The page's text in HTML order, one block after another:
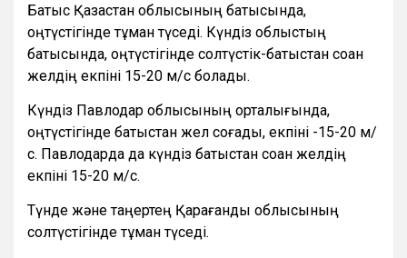
Батыс Қазақстан облысының батысында,
оңтүстігінде тұман түседі. Күндіз облыстың
батысында, оңтүстігінде солтүстік-батыстан соққан
желдің екпіні 15-20 м/с болады.
Күндіз Павлодар облысының орталығында,
оңтүстігінде батыстан жел соғады, екпіні -15-20 м/
с. Павлодарда да күндіз батыстан соққан желдің
екпіні 15-20 м/с.
Түнде және таңертең Қарағанды облысының
солтүстігінде тұман түседі.